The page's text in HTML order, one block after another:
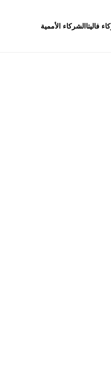
فاليتاالشركاء الأممية